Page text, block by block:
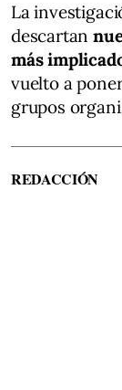
La
descartan
más
vuelto a
grupos
REDACCIÓN